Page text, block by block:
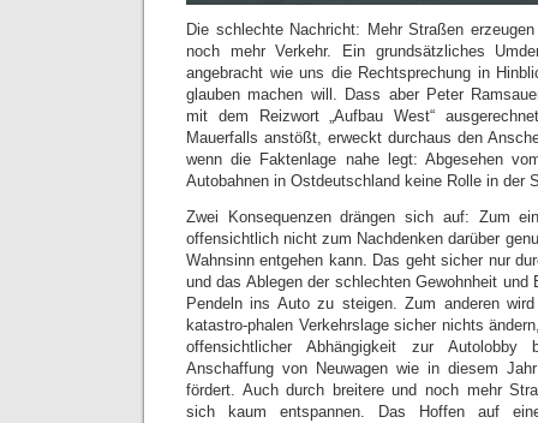
Die schlechte Nachricht: Mehr Straßen
noch mehr Verkehr. Ein grundsätzliches
angebracht wie uns die Rechtsprechung in
glauben machen will. Dass aber Peter
mit dem Reizwort „Aufbau West“
Mauerfalls anstößt, erweckt durchaus den
wenn die Faktenlage nahe legt: Abgesehen
Autobahnen in Ostdeutschland keine Rolle in der
Zwei Konsequenzen drängen sich auf: Zum
offensichtlich nicht zum Nachdenken darüber
Wahnsinn entgehen kann. Das geht sicher nur
und das Ablegen der schlechten Gewohnheit
Pendeln ins Auto zu steigen. Zum anderen
katastro-phalen Verkehrslage sicher nichts
offensichtlicher Abhängigkeit zur
Anschaffung von Neuwagen wie in diesem
fördert. Auch durch breitere und noch mehr
sich kaum entspannen. Das Hoffen auf